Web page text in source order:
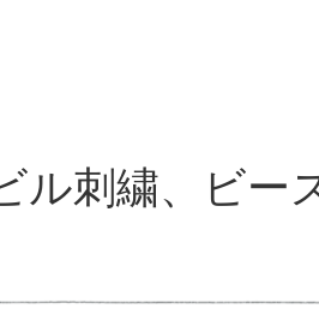
ル刺繍、ビー